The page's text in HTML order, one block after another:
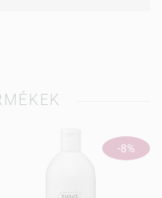
-8%